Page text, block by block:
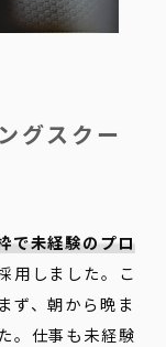
グスクー
で未経験のプロ
用しました。こ
ず、朝から晩ま
。仕事も未経験